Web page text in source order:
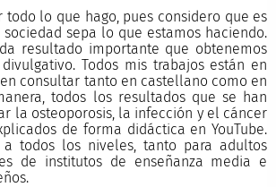
todo lo que hago, pues considero que es
sepa lo que estamos haciendo.
resultado importante que obtenemos
Todos mis trabajos están en
consultar tanto en castellano como en
todos los resultados que se han
la osteoporosis, la infección y el cáncer
de forma didáctica en YouTube.
a todos los niveles, tanto para adultos
de institutos de enseñanza media e